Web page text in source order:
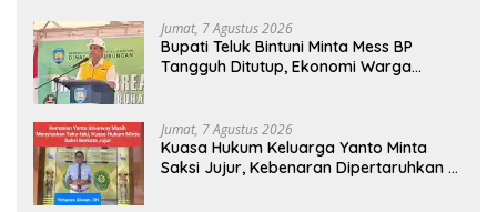
Jumat, 7 Agustus 2026
Bupati Teluk Bintuni Minta Mess BP
Tangguh Ditutup, Ekonomi Warga
Jumat, 7 Agustus 2026
Kuasa Hukum Keluarga Yanto Minta
Saksi Jujur, Kebenaran Dipertaruhkan di